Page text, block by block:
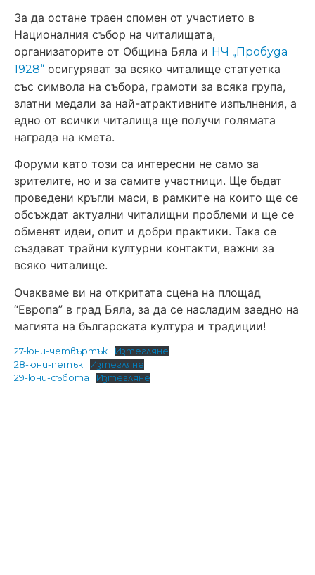
За да остане траен спомен от участието в
Националния събор на читалищата,
организаторите от Община Бяла и НЧ „Пробуда
1928“ осигуряват за всяко читалище статуетка
със символа на събора, грамоти за всяка група,
златни медали за най-атрактивните изпълнения, а
едно от всички читалища ще получи голямата
награда на кмета.
Форуми като този са интересни не само за
зрителите, но и за самите участници. Ще бъдат
проведени кръгли маси, в рамките на които ще се
обсъждат актуални читалищни проблеми и ще се
обменят идеи, опит и добри практики. Така се
създават трайни културни контакти, важни за
всяко читалище.
Очакваме ви на откритата сцена на площад
“Европа” в град Бяла, за да се насладим заедно на
магията на българската култура и традиции!
27-юни-четвъртък
Изтегляне
28-юни-петък
Изтегляне
29-юни-събота
Изтегляне